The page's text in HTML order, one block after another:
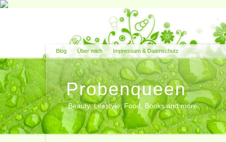
Blog Über mich Impressum & Datenschutz
Probenqueen
Beauty, Lifestyle, Food, Books and more